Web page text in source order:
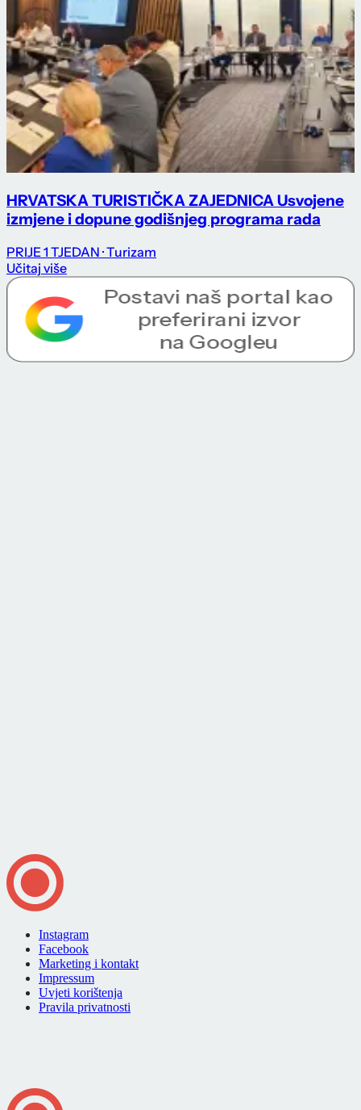
HRVATSKA TURISTIČKA ZAJEDNICA Usvojene
izmjene i dopune godišnjeg programa rada
PRIJE 1 TJEDAN · Turizam
Učitaj više
Instagram
Facebook
Marketing i kontakt
Impressum
Uvjeti korištenja
Pravila privatnosti